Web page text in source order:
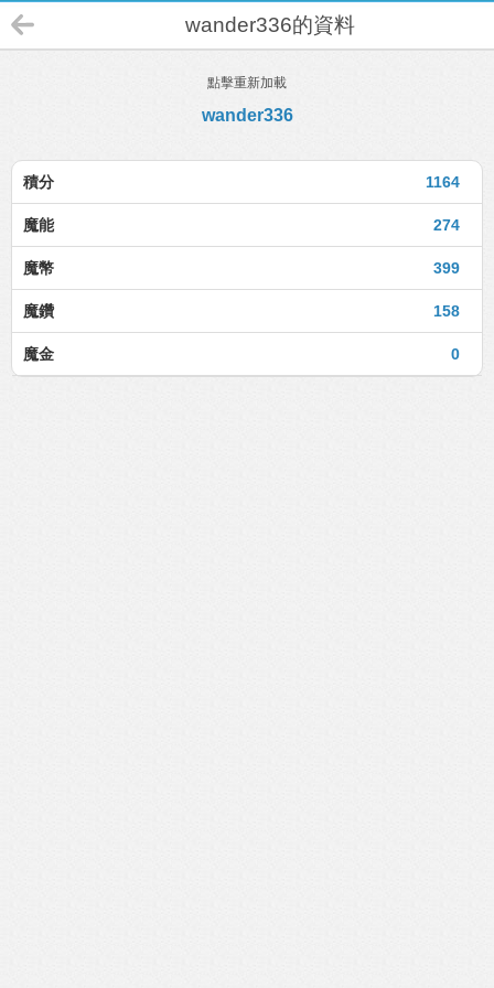
wander336的資料
點擊重新加載
wander336
1164
積分
274
魔能
399
魔幣
158
魔鑽
0
魔金